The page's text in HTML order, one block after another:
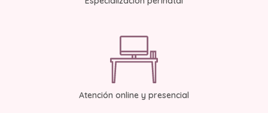
Atención online y presencial